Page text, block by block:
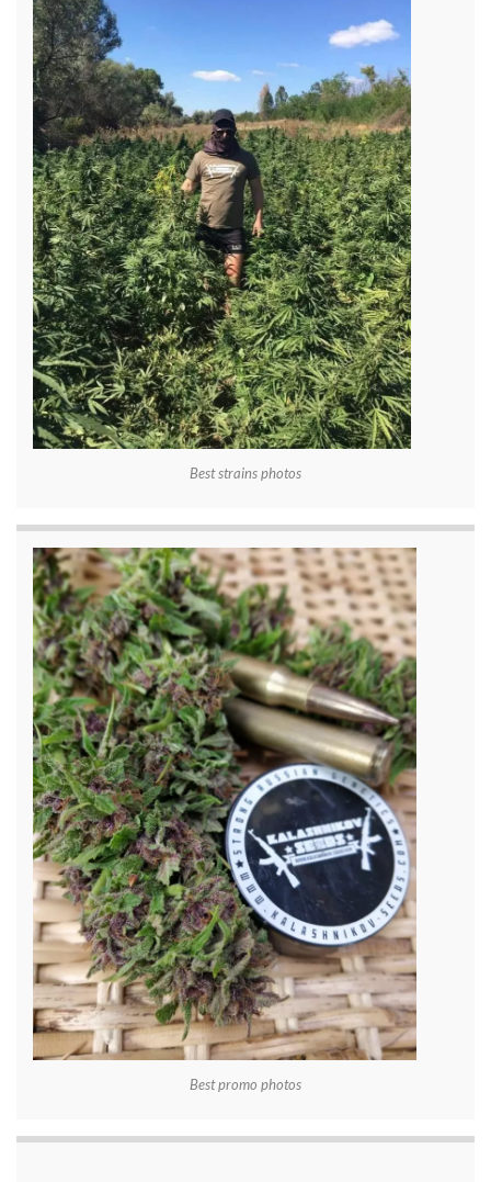
Best strains photos
Best promo photos